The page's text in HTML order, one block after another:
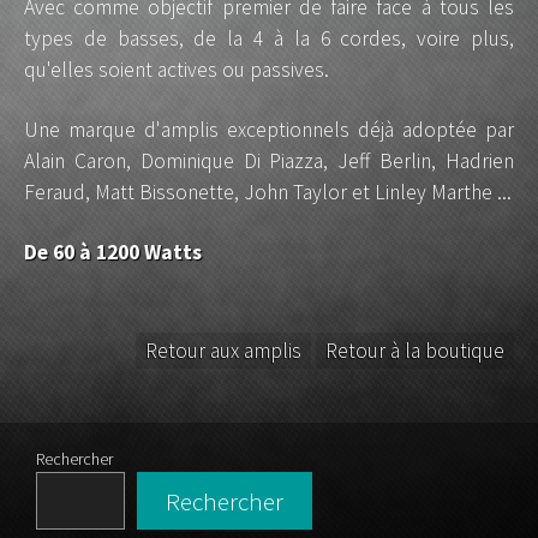
Avec comme objectif premier de faire face à tous les
types de basses, de la 4 à la 6 cordes, voire plus,
qu'elles soient actives ou passives.
Une marque d'amplis exceptionnels déjà adoptée par
Alain Caron, Dominique Di Piazza, Jeff Berlin, Hadrien
Feraud, Matt Bissonette, John Taylor et Linley Marthe ...
De 60 à 1200 Watts
Retour à la boutique
Retour aux amplis
Rechercher
Rechercher